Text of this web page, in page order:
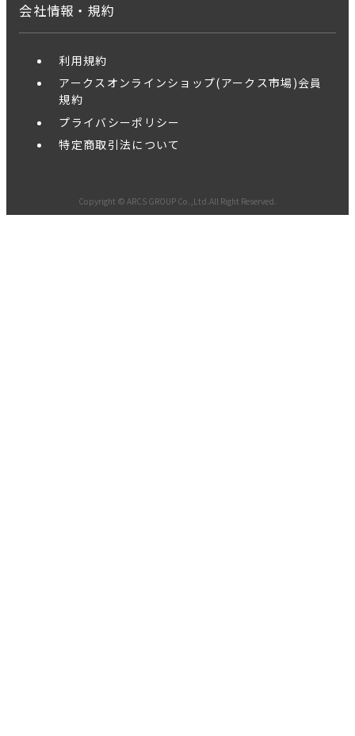
会社情報・規約
利用規約
アークスオンラインショップ(アークス市場)会員
規約
プライバシーポリシー
特定商取引法について
Copyright © ARCS GROUP Co.,Ltd.All Right Reserved.